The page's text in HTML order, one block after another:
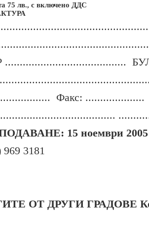
75 лв., с включено ДДС
.........................................
Факс:
15 ноември 2005
969 3181
ОТ ДРУГИ ГРАДОВЕ